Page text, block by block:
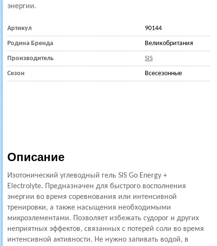
энергии.
Артикул 90144
Родина Бренда Великобритания
Производитель SIS
Сезон Всесезонные
Описание
Изотонический углеводный гель SIS Go Energy +
Electrolyte. Предназначен для быстрого восполнения
энергии во время соревнования или интенсивной
тренировки, а также насыщения необходимыми
микроэлементами. Позволяет избежать судорог и других
неприятных эффектов, связанных с потерей соли во время
интенсивной активности. Не нужно запивать водой, в